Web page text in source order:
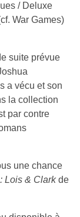
/ Deluxe
War Games)
suite prévue
a vécu et son
la collection
par contre
une chance
Lois & Clarkde